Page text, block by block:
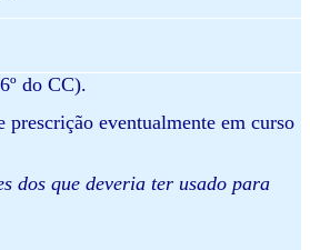
do CC).
prescrição eventualmente em curso
dos que deveria ter usado para